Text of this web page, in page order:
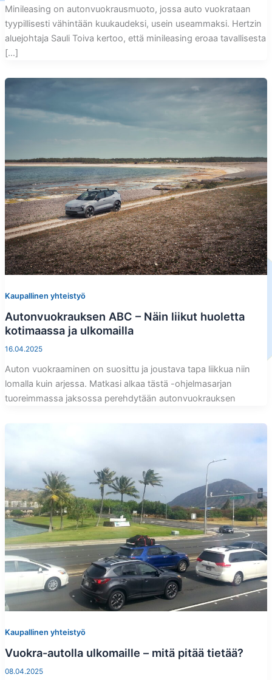
Minileasing on autonvuokrausmuoto, jossa auto vuokrataan
tyypillisesti vähintään kuukaudeksi, usein useammaksi. Hertzin
aluejohtaja Sauli Toiva kertoo, että minileasing eroaa tavallisesta
[…]
Kaupallinen yhteistyö
Autonvuokrauksen ABC – Näin liikut huoletta
kotimaassa ja ulkomailla
16.04.2025
Auton vuokraaminen on suosittu ja joustava tapa liikkua niin
lomalla kuin arjessa. Matkasi alkaa tästä -ohjelmasarjan
tuoreimmassa jaksossa perehdytään autonvuokrauksen
Kaupallinen yhteistyö
Vuokra-autolla ulkomaille – mitä pitää tietää?
08.04.2025